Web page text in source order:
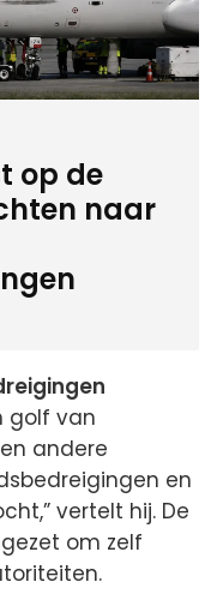
op de
naar
golf van
andere
en
vertelt hij. De
om zelf